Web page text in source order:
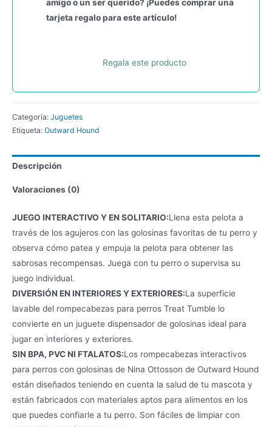
amigo o un ser querido? ¡Puedes comprar una
tarjeta regalo para este artículo!
Regala este producto
Categoría: Juguetes
Etiqueta: Outward Hound
Descripción
Valoraciones (0)
JUEGO INTERACTIVO Y EN SOLITARIO:Llena esta pelota a
través de los agujeros con las golosinas favoritas de tu perro y
observa cómo patea y empuja la pelota para obtener las
sabrosas recompensas. Juega con tu perro o supervisa su
juego individual.
DIVERSIÓN EN INTERIORES Y EXTERIORES:La superficie
lavable del rompecabezas para perros Treat Tumble lo
convierte en un juguete dispensador de golosinas ideal para
jugar en interiores y exteriores.
SIN BPA, PVC NI FTALATOS:Los rompecabezas interactivos
para perros con golosinas de Nina Ottosson de Outward Hound
están diseñados teniendo en cuenta la salud de tu mascota y
están fabricados con materiales aptos para alimentos en los
que puedes confiarle a tu perro. Son fáciles de limpiar con